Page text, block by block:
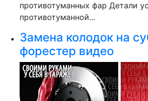
противотуманных фар Детали
противотуманной...
Замена колодок на
форестер видео